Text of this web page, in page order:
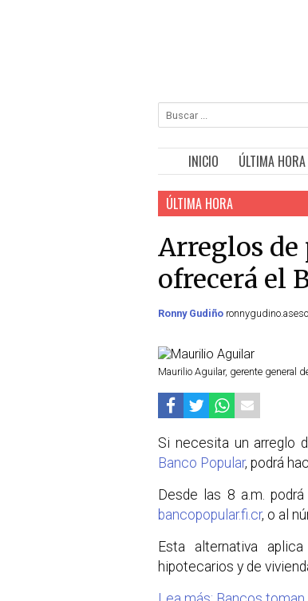
INICIO ÚLTIMA HORA
ÚLTIMA HORA
Arreglos
ofrecerá el
Ronny Gudiño
Maurilio Aguilar, gerente general
Si necesita un arreglo
Banco Popular, podrá
Desde las 8 a.m.
bancopopular.fi.cr, o al
Esta alternativa
hipotecarios y de